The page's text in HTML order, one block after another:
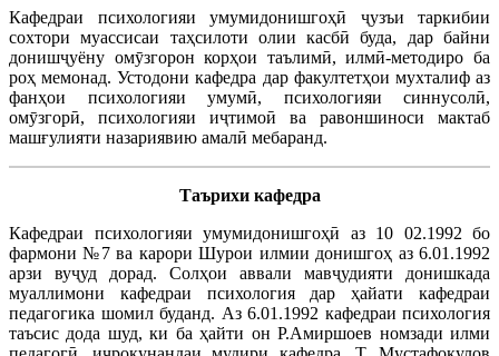
Кафедраи психологияи умумидонишгоҳӣ ҷузъи таркибии
сохтори муассисаи таҳсилоти олии касбӣ буда, дар байни
донишҷуёну омӯзгорон корҳои таълимӣ, илмӣ-методиро ба
роҳ мемонад. Устодони кафедра дар факултетҳои мухталиф аз
фанҳои психологияи умумӣ, психологияи синнусолӣ,
омӯзгорӣ, психологияи иҷтимоӣ ва равоншиноси мактаб
машғулияти назариявию амалӣ мебаранд.
Таърихи кафедра
Кафедраи психологияи умумидонишгоҳӣ аз 10 02.1992 бо
фармони №7 ва карори Шурои илмии донишгоҳ аз 6.01.1992
арзи вуҷуд дорад. Солҳои аввали мавҷудияти донишкада
муаллимони кафедраи психология дар ҳайати кафедраи
педагогика шомил буданд. Аз 6.01.1992 кафедраи психология
таъсис дода шуд, ки ба ҳайти он Р.Амиршоев номзади илми